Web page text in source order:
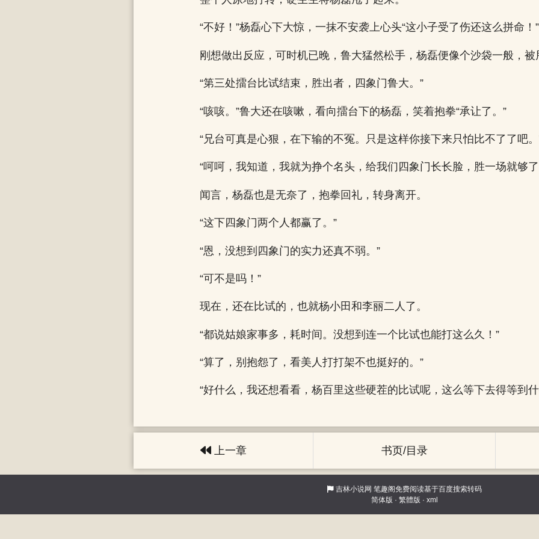
“不好！”杨磊心下大惊，一抹不安袭上心头“这小子受了伤还这么拼命！”
刚想做出反应，可时机已晚，鲁大猛然松手，杨磊便像个沙袋一般，被
“第三处擂台比试结束，胜出者，四象门鲁大。”
“咳咳。”鲁大还在咳嗽，看向擂台下的杨磊，笑着抱拳“承让了。”
“兄台可真是心狠，在下输的不冤。只是这样你接下来只怕比不了了吧。
“呵呵，我知道，我就为挣个名头，给我们四象门长长脸，胜一场就够
闻言，杨磊也是无奈了，抱拳回礼，转身离开。
“这下四象门两个人都赢了。”
“恩，没想到四象门的实力还真不弱。”
“可不是吗！”
现在，还在比试的，也就杨小田和李丽二人了。
“都说姑娘家事多，耗时间。没想到连一个比试也能打这么久！”
“算了，别抱怨了，看美人打打架不也挺好的。”
“好什么，我还想看看，杨百里这些硬茬的比试呢，这么等下去得等到
上一章 书页/目录
吉林小说网 笔趣阁免费阅读基于百度搜索转码
简体版 · 繁體版 · xml